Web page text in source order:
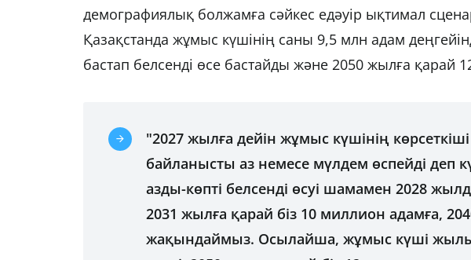
демографиялық болжамға сәйкес едәуір ықтимал
Қазақстанда жұмыс күшінің саны 9,5 млн адам
бастап белсенді өсе бастайды және 2050 жылға қарай
"2027 жылға дейін жұмыс күшінің
байланысты аз немесе мүлдем өспейді деп
азды-көпті белсенді өсуі шамамен 2028
2031 жылға қарай біз 10 миллион адамға,
жақындаймыз. Осылайша, жұмыс күші